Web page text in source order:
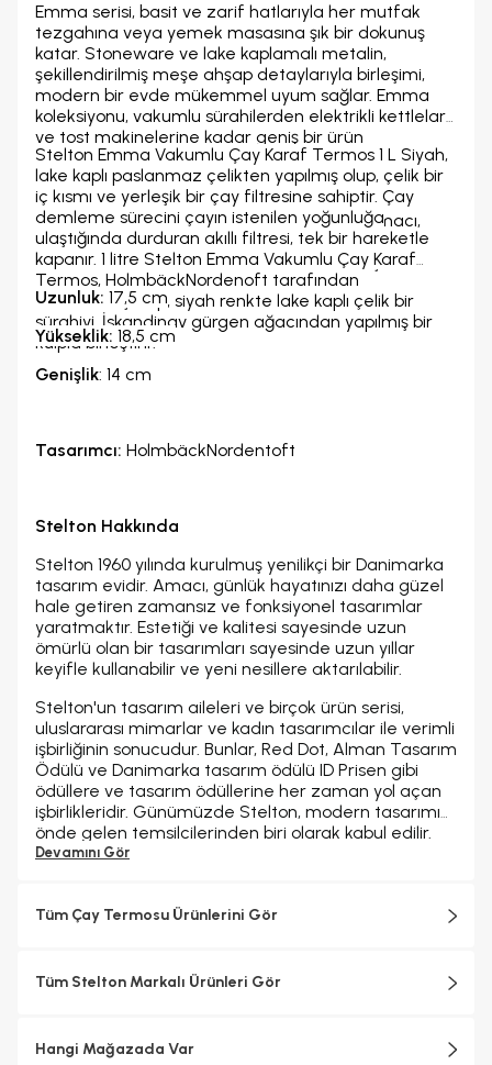
Emma serisi, basit ve zarif hatlarıyla her mutfak
tezgahına veya yemek masasına şık bir dokunuş
katar. Stoneware ve lake kaplamalı metalin,
şekillendirilmiş meşe ahşap detaylarıyla birleşimi,
modern bir evde mükemmel uyum sağlar. Emma
koleksiyonu, vakumlu sürahilerden elektrikli kettlelara
ve tost makinelerine kadar geniş bir ürün
yelpazesine sahiptir. Emma serisi, davetkar bir sofra
kurmak için ihtiyacınız olan her şeyi sunar. Şık
tasarımı ve fonksiyonelliğiyle mutfak ve yemek
masanıza zarif bir hava katar. Tasarımın amacı,
elektrikli kettle’ı doğrudan masanın üzerine
koyabileceğiniz kadar güzel yapmak olmuştur.
Stelton Emma Vakumlu Çay Karaf Termos 1 L Siyah,
lake kaplı paslanmaz çelikten yapılmış olup, çelik bir
iç kısmı ve yerleşik bir çay filtresine sahiptir. Çay
demleme sürecini çayın istenilen yoğunluğa
ulaştığında durduran akıllı filtresi, tek bir hareketle
kapanır. 1 litre Stelton Emma Vakumlu Çay Karaf
Termos, HolmbäckNordenoft tarafından
tasarlanmış olup, siyah renkte lake kaplı çelik bir
sürahiyi, İskandinav gürgen ağacından yapılmış bir
kulpla birleştirir.
Uzunluk: 17,5 cm
Yükseklik: 18,5 cm
Genişlik: 14 cm
Tasarımcı: HolmbäckNordentoft
Stelton Hakkında
Stelton 1960 yılında kurulmuş yenilikçi bir Danimarka
tasarım evidir. Amacı, günlük hayatınızı daha güzel
hale getiren zamansız ve fonksiyonel tasarımlar
yaratmaktır. Estetiği ve kalitesi sayesinde uzun
ömürlü olan bir tasarımları sayesinde uzun yıllar
keyifle kullanabilir ve yeni nesillere aktarılabilir.
Stelton'un tasarım aileleri ve birçok ürün serisi,
uluslararası mimarlar ve kadın tasarımcılar ile verimli
işbirliğinin sonucudur. Bunlar, Red Dot, Alman Tasarım
Ödülü ve Danimarka tasarım ödülü ID Prisen gibi
ödüllere ve tasarım ödüllerine her zaman yol açan
işbirlikleridir. Günümüzde Stelton, modern tasarımın
önde gelen temsilcilerinden biri olarak kabul edilir.
Stelton ürünleri, hem işlevsel hem de estetik açıdan
Devamını Gör
Tüm Çay Termosu Ürünlerini Gör
Tüm Stelton Markalı Ürünleri Gör
Hangi Mağazada Var